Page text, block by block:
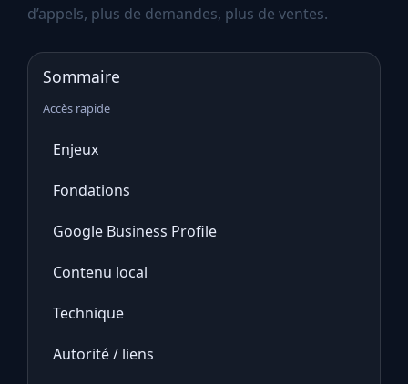
d’appels, plus de demandes, plus de ventes.
Sommaire
Accès rapide
Enjeux
Fondations
Google Business Profile
Contenu local
Technique
Autorité / liens